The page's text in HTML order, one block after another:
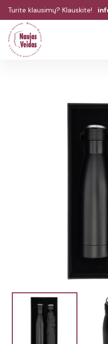
Turite klausimų? Klauskite!